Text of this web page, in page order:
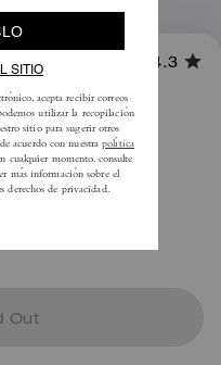
4.3
antes de hacer tu
Out